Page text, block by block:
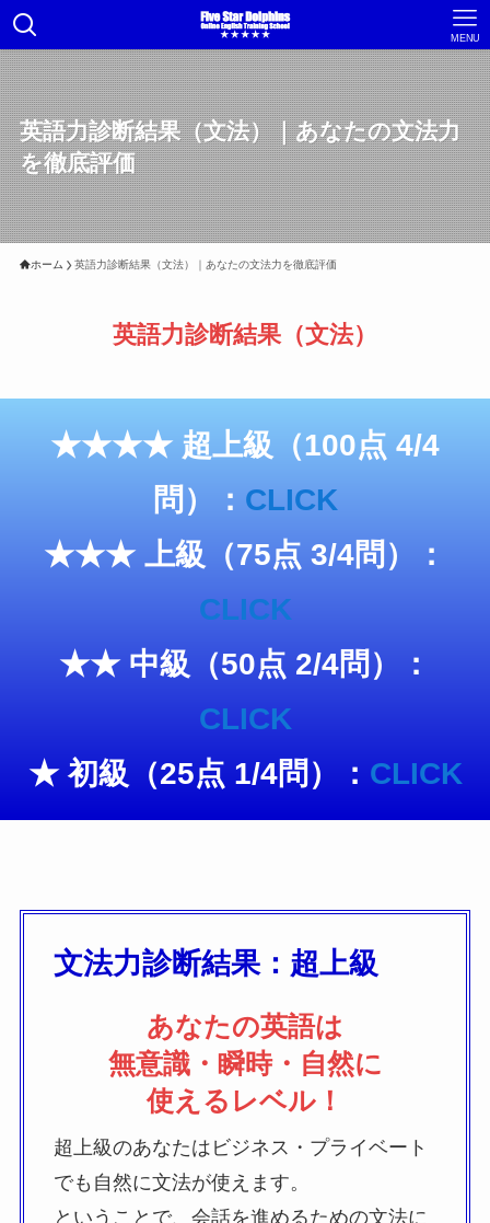
MENU
英語力診断結果（文法）｜あなたの文法力
を徹底評価
ホーム 英語力診断結果（文法）｜あなたの文法力を徹底評価
英語力診断結果（文法）
★★★★ 超上級（100点 4/4
問）： CLICK
★★★ 上級（75点 3/4問）：
CLICK
★★ 中級（50点 2/4問）：
CLICK
★ 初級（25点 1/4問）： CLICK
文法力診断結果：超上級
あなたの英語は
無意識・瞬時・自然に
使えるレベル！
超上級のあなたはビジネス・プライベート
でも自然に文法が使えます。
ということで、会話を進めるための文法に